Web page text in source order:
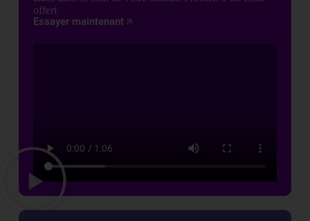
offert
Essayer maintenant